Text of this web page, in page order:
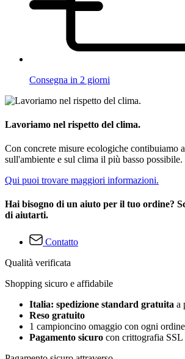
Consegna in 2 giorni
Lavoriamo nel rispetto del clima.
Con concrete misure ecologiche contibuiamo
sull'ambiente e sul clima il più basso possibile.
Qui puoi trovare maggiori informazioni.
Hai bisogno di un aiuto per il tuo ordine?
di aiutarti.
Contatto
Qualità verificata
Shopping sicuro e affidabile
Italia: spedizione standard gratuita a
Reso gratuito
1 campioncino omaggio con ogni ordine
Pagamento sicuro con crittografia SSL